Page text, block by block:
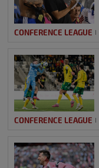
CONFERENCE LEAGUE
CONFERENCE LEAGUE